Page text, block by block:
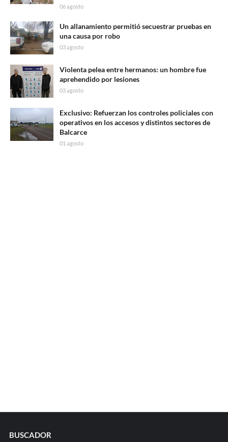
06 agosto
Un allanamiento permitió secuestrar pruebas en
una causa por robo
03 agosto
Violenta pelea entre hermanos: un hombre fue
aprehendido por lesiones
03 agosto
Exclusivo: Refuerzan los controles policiales con
operativos en los accesos y distintos sectores de
Balcarce
01 agosto
BUSCADOR